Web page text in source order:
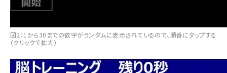
図2：1から30までの数字がランダムに表示されているので、順番にタップする
（クリックで拡大）